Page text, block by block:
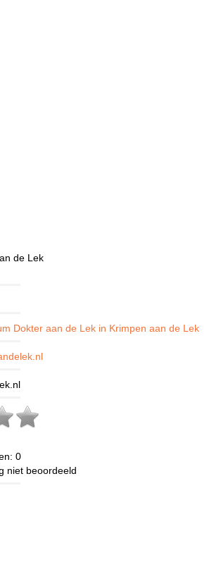
de Lek
Dokter aan de Lek in Krimpen aan de Lek
0
niet beoordeeld